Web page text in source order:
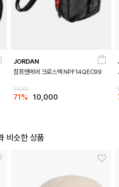
JORDAN
점프맨에어 크로스백 NPF14QEC99
35,000
71% 10,000
비슷한 상품